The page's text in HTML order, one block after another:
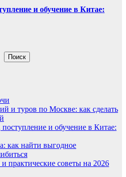
и обучение в Китае:
Поиск
и туров по Москве: как сделать
и обучение в Китае:
как найти выгодное
практические советы на 2026